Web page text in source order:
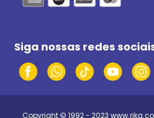
Siga nossas redes
Copyright © 1992 - 2023